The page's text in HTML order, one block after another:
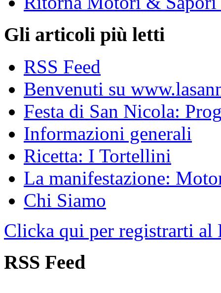
Gli articoli più letti
RSS Feed
Benvenuti su
Festa di San Nicola:
Informazioni generali
Ricetta: I Tortellini
La manifestazione:
Chi Siamo
Clicka qui per registrarti al
RSS Feed